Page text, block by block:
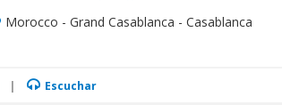
Morocco - Grand Casablanca - Casablanca
| Escuchar